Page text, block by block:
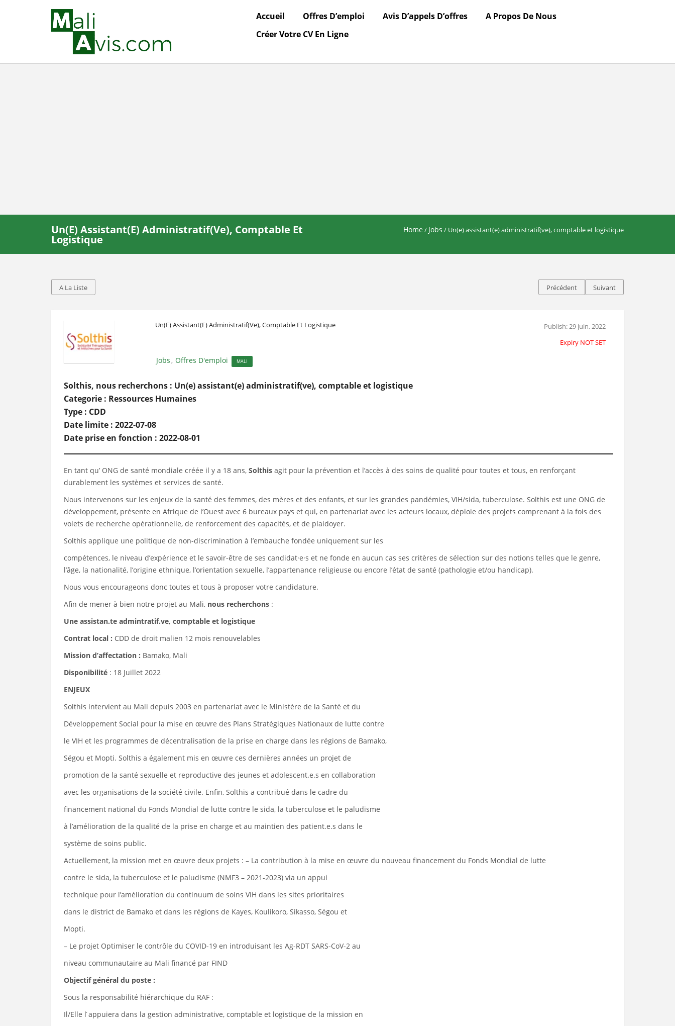
Accueil Offres D’emploi Avis D’appels D’offres
A Propos De Nous
Créer Votre CV En Ligne
Un(e) Assistant(e) Administratif(ve), Comptable Et
Logistique
Home / Jobs / Un(e) assistant(e) administratif(ve), comptable et logistique
A La Liste Précédent Suivant
Un(e) Assistant(e) Administratif(ve), Comptable Et Logistique
Publish: 29 juin, 2022
Expiry NOT SET
Jobs, Offres D'emploi MALI
Solthis, nous recherchons : Un(e) assistant(e) administratif(ve), comptable et logistique
Categorie : Ressources Humaines
Type : CDD
Date limite : 2022-07-08
Date prise en fonction : 2022-08-01
En tant qu’ ONG de santé mondiale créée il y a 18 ans, Solthis agit pour la prévention et l’accès à des soins de qualité pour toutes et tous, en renforçant
durablement les systèmes et services de santé.
Nous intervenons sur les enjeux de la santé des femmes, des mères et des enfants, et sur les grandes pandémies, VIH/sida, tuberculose. Solthis est une ONG de
développement, présente en Afrique de l’Ouest avec 6 bureaux pays et qui, en partenariat avec les acteurs locaux, déploie des projets comprenant à la fois des
volets de recherche opérationnelle, de renforcement des capacités, et de plaidoyer.
Solthis applique une politique de non-discrimination à l’embauche fondée uniquement sur les
compétences, le niveau d’expérience et le savoir-être de ses candidat·e·s et ne fonde en aucun cas ses critères de sélection sur des notions telles que le genre,
l’âge, la nationalité, l’origine ethnique, l’orientation sexuelle, l’appartenance religieuse ou encore l’état de santé (pathologie et/ou handicap).
Nous vous encourageons donc toutes et tous à proposer votre candidature.
Afin de mener à bien notre projet au Mali, nous recherchons :
Une assistan.te admintratif.ve, comptable et logistique
Contrat local : CDD de droit malien 12 mois renouvelables
Mission d’affectation : Bamako, Mali
Disponibilité : 18 Juillet 2022
ENJEUX
Solthis intervient au Mali depuis 2003 en partenariat avec le Ministère de la Santé et du
Développement Social pour la mise en œuvre des Plans Stratégiques Nationaux de lutte contre
le VIH et les programmes de décentralisation de la prise en charge dans les régions de Bamako,
Ségou et Mopti. Solthis a également mis en œuvre ces dernières années un projet de
promotion de la santé sexuelle et reproductive des jeunes et adolescent.e.s en collaboration
avec les organisations de la société civile. Enfin, Solthis a contribué dans le cadre du
financement national du Fonds Mondial de lutte contre le sida, la tuberculose et le paludisme
à l’amélioration de la qualité de la prise en charge et au maintien des patient.e.s dans le
système de soins public.
Actuellement, la mission met en œuvre deux projets : – La contribution à la mise en œuvre du nouveau financement du Fonds Mondial de lutte
contre le sida, la tuberculose et le paludisme (NMF3 – 2021-2023) via un appui
technique pour l’amélioration du continuum de soins VIH dans les sites prioritaires
dans le district de Bamako et dans les régions de Kayes, Koulikoro, Sikasso, Ségou et
Mopti.
– Le projet Optimiser le contrôle du COVID-19 en introduisant les Ag-RDT SARS-CoV-2 au
niveau communautaire au Mali financé par FIND
Objectif général du poste :
Sous la responsabilité hiérarchique du RAF :
Il/Elle l ́appuiera dans la gestion administrative, comptable et logistique de la mission en